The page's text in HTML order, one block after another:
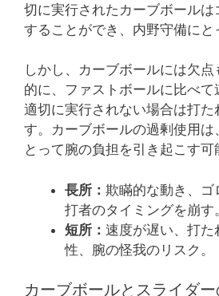
切に実行されたカーブボールは
することができ、内野守備にと
しかし、カーブボールには欠
的に、ファストボールに比べて
適切に実行されない場合は打た
す。カーブボールの過剰使用は
とって腕の負担を引き起こす可
長所： 欺瞞的な動き、ゴ
打者のタイミングを崩す。
短所： 速度が遅い、打
性、腕の怪我のリスク。
カーブボールとスライダ